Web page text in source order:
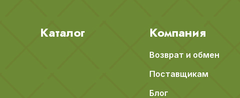
Каталог Компания
Возврат и обмен
Поставщикам
Блог